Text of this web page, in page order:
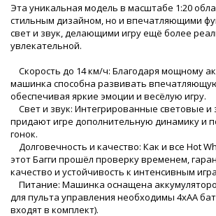
Эта уникальная модель в масштабе 1:20
стильным дизайном, но и впечатляющими
свет и звук, делающими игру ещё более
увлекательной.
Скорость до 14 км/ч: Благодаря мощному
машинка способна развивать впечатляющую
обеспечивая яркие эмоции и весёлую игру.
Свет и звук: Интегрированные световые
придают игре дополнительную динамику и
гонок.
Долговечность и качество: Как и все Hot
этот Багги прошёл проверку временем,
качество и устойчивость к интенсивным
Питание: Машинка оснащена
для пульта управления необходимы 4хAA
входят в комплект).